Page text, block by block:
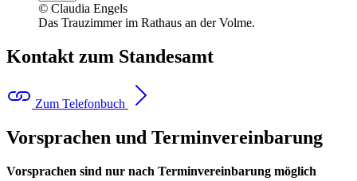
© Claudia Engels
Das Trauzimmer im Rathaus an der Volme.
Kontakt zum Standesamt
Zum Telefonbuch
Vorsprachen und Terminvereinbarung
Vorsprachen sind nur nach Terminvereinbarung möglich